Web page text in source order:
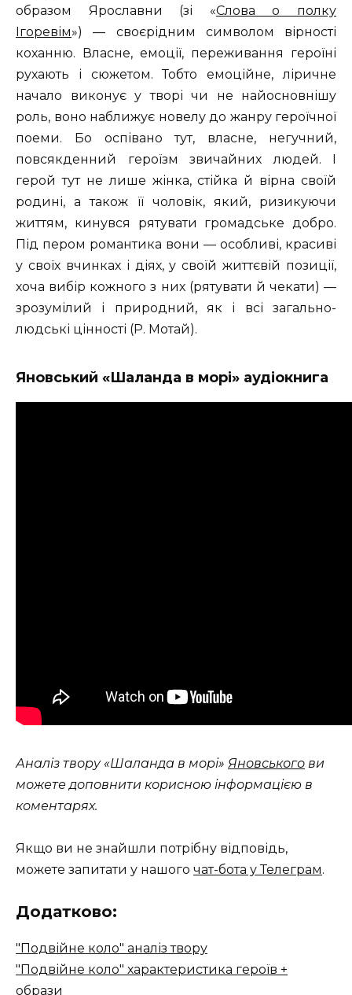
образом Ярославни (зі «Слова о полку
Ігоревім») — своєрідним символом вірності
коханню. Власне, емоції, переживання героїні
рухають і сюжетом. Тобто емоційне, ліричне
начало виконує у творі чи не найосновнішу
роль, воно наближує новелу до жанру героїчної
поеми. Бо оспівано тут, власне, негучний,
повсякден­ний героїзм звичайних людей. І
герой тут не лише жінка, стійка й вірна своїй
родині, а також її чоловік, який, ризикуючи
життям, кинувся ря­тувати громадське добро.
Під пером романтика вони — особливі, краси­ві
у своїх вчинках і діях, у своїй життєвій позиції,
хоча вибір кожного з них (рятувати й чекати) —
зрозумілий і природний, як і всі загально­
людські цінності (Р. Мотай).
Яновський «Шаланда в морі» аудіокнига
Аналіз твору «Шаланда в морі» Яновського ви
можете доповнити корисною інформацією в
коментарях.
Якщо ви не знайшли потрібну відповідь,
можете запитати у нашого чат-бота у Телеграм.
Додатково:
"Подвійне коло" аналіз твору
"Подвійне коло" характеристика героїв +
образи